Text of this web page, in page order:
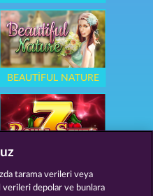
BEAUTIFUL NATURE
tarama verileri veya
verileri depolar ve bunlara